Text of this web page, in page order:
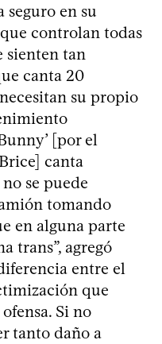
en su
controlan todas
sienten tan
canta 20
su propio
[por el
canta
se puede
tomando
en alguna parte
trans”, agregó
entre el
que
Si no
tanto daño a